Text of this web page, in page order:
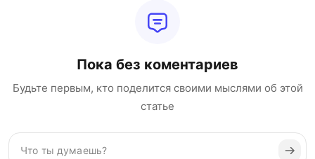
Пока без коментариев
Будьте первым, кто поделится своими мыслями об этой
статье